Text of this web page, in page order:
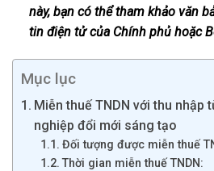
này, bạn có thể tham khảo văn
tin điện tử của Chính phủ hoặc
Mục lục
Miễn thuế TNDN với thu nhập
nghiệp đổi mới sáng tạo
Đối tượng được miễn thuế
Thời gian miễn thuế TNDN: